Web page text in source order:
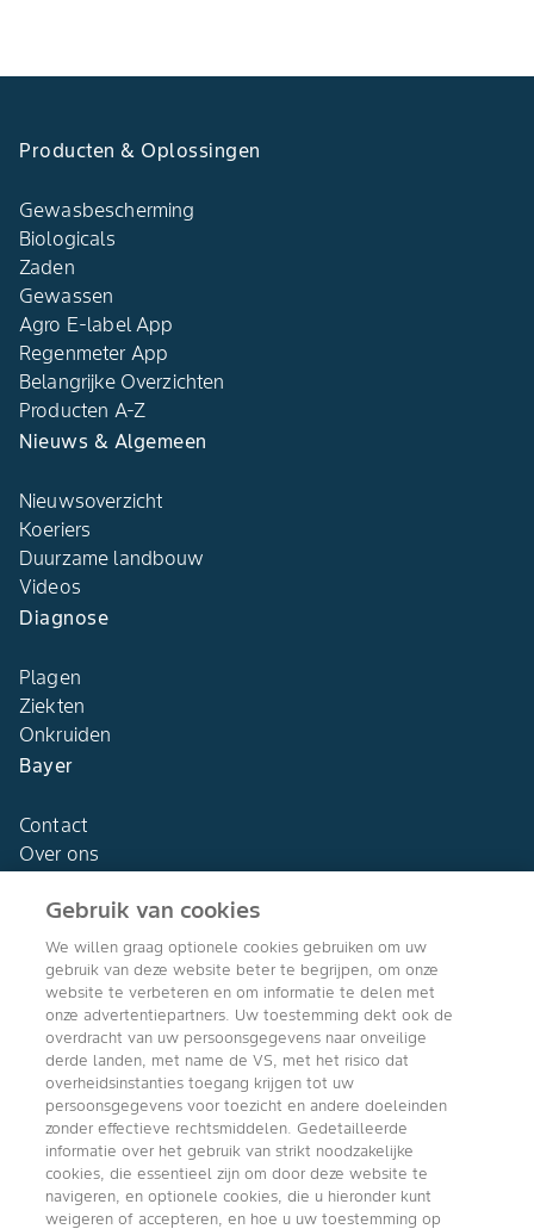
Producten & Oplossingen
Gewasbescherming
Biologicals
Zaden
Gewassen
Agro E-label App
Regenmeter App
Belangrijke Overzichten
Producten A-Z
Nieuws & Algemeen
Nieuwsoverzicht
Koeriers
Duurzame landbouw
Videos
Diagnose
Plagen
Ziekten
Onkruiden
Bayer
Contact
Over ons
Agro Bayer
Nederland
Volg ons
Gebruik van cookies
We willen graag optionele cookies gebruiken om uw
gebruik van deze website beter te begrijpen, om onze
website te verbeteren en om informatie te delen met
onze advertentiepartners. Uw toestemming dekt ook de
overdracht van uw persoonsgegevens naar onveilige
derde landen, met name de VS, met het risico dat
overheidsinstanties toegang krijgen tot uw
persoonsgegevens voor toezicht en andere doeleinden
zonder effectieve rechtsmiddelen. Gedetailleerde
informatie over het gebruik van strikt noodzakelijke
cookies, die essentieel zijn om door deze website te
navigeren, en optionele cookies, die u hieronder kunt
weigeren of accepteren, en hoe u uw toestemming op